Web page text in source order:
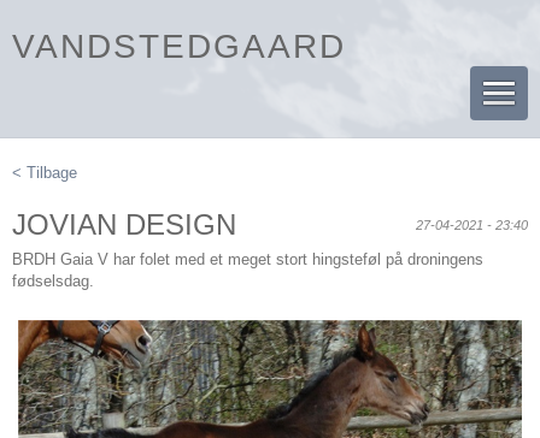
VANDSTEDGAARD
< Tilbage
JOVIAN DESIGN 27-04-2021 - 23:40
BRDH Gaia V har folet med et meget stort hingsteføl på droningens
fødselsdag.